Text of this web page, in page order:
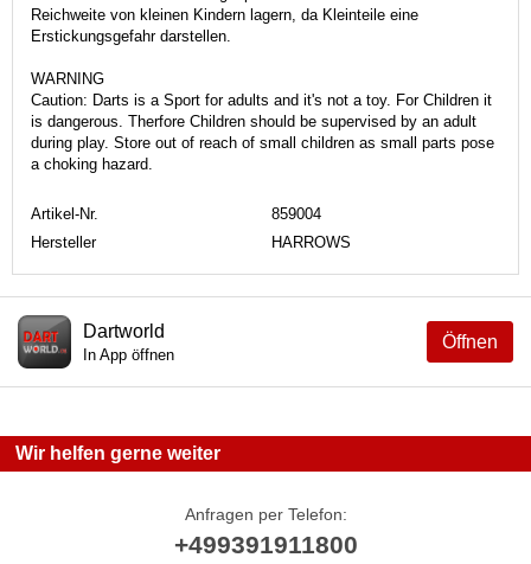
Reichweite von kleinen Kindern lagern, da Kleinteile eine
Erstickungsgefahr darstellen.
WARNING
Caution: Darts is a Sport for adults and it's not a toy. For Children it
is dangerous. Therfore Children should be supervised by an adult
during play. Store out of reach of small children as small parts pose
a choking hazard.
Artikel-Nr.
859004
Hersteller
HARROWS
Öffnen
Dartworld
In App öffnen
Wir helfen gerne weiter
Anfragen per Telefon:
+499391911800